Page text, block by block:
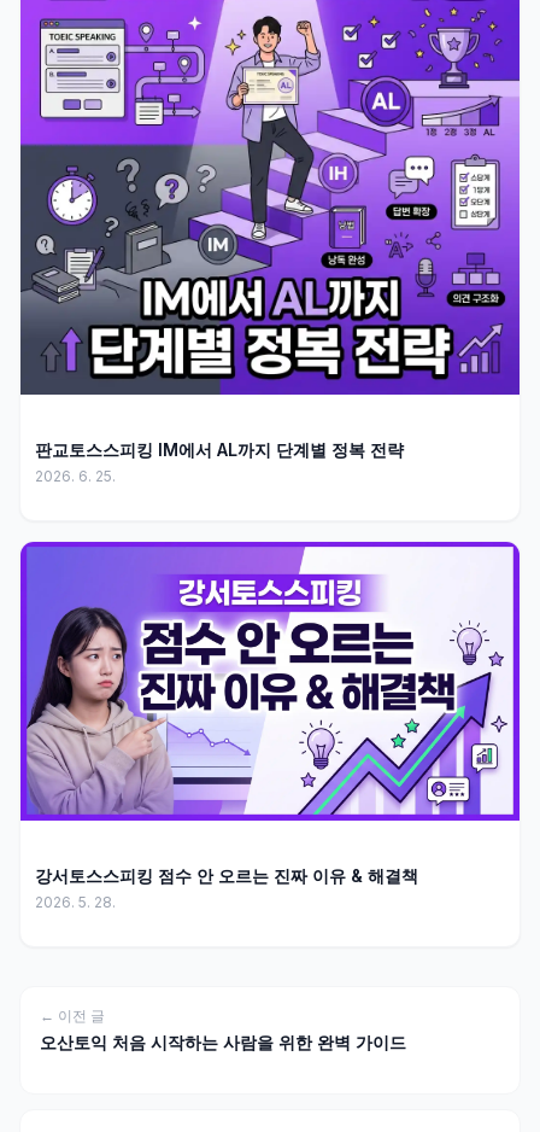
판교토스스피킹 IM에서 AL까지 단계별 정복 전략
2026. 6. 25.
강서토스스피킹 점수 안 오르는 진짜 이유 & 해결책
2026. 5. 28.
← 이전 글
오산토익 처음 시작하는 사람을 위한 완벽 가이드